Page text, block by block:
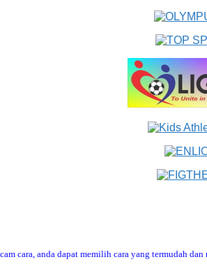
cara, anda dapat memilih cara yang termudah